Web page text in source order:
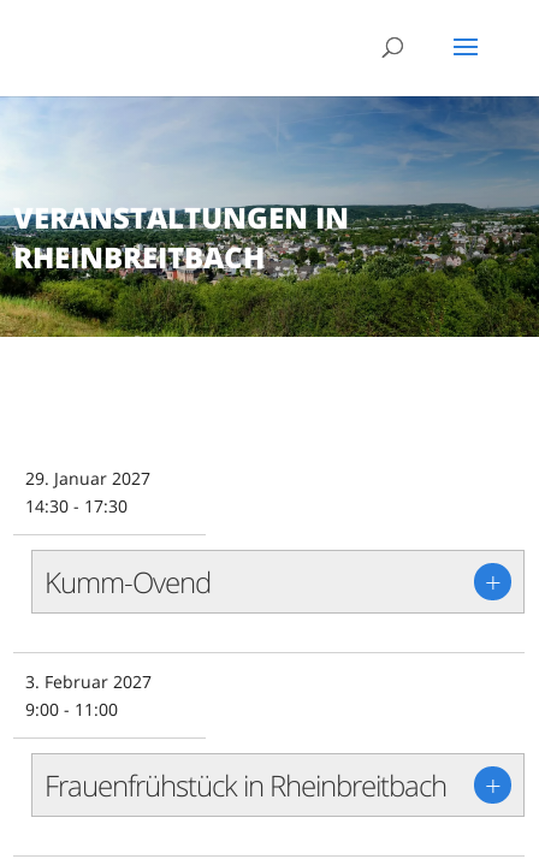
VERANSTALTUNGEN IN
RHEINBREITBACH
29. Januar 2027
14:30 - 17:30
Kumm-Ovend +
3. Februar 2027
9:00 - 11:00
Frauenfrühstück in Rheinbreitbach +